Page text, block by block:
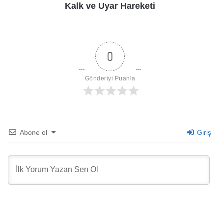
Kalk ve Uyar Hareketi
0
Gönderiyi Puanla
Abone ol Giriş